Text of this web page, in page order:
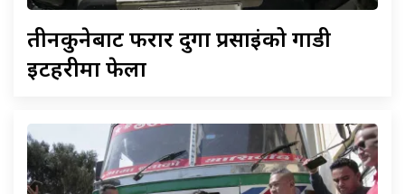
तीनकुनेबाटफरार दुर्गा प्रसाईंको गाडी
इटहरीमा फेला